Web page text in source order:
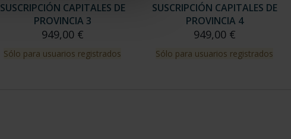
SUSCRIPCIÓN CAPITALES DE
PROVINCIA 3
949,00 €
Sólo para usuarios registrados
SUSCRIPCIÓN CAPITALES DE
PROVINCIA 4
949,00 €
Sólo para usuarios registrados